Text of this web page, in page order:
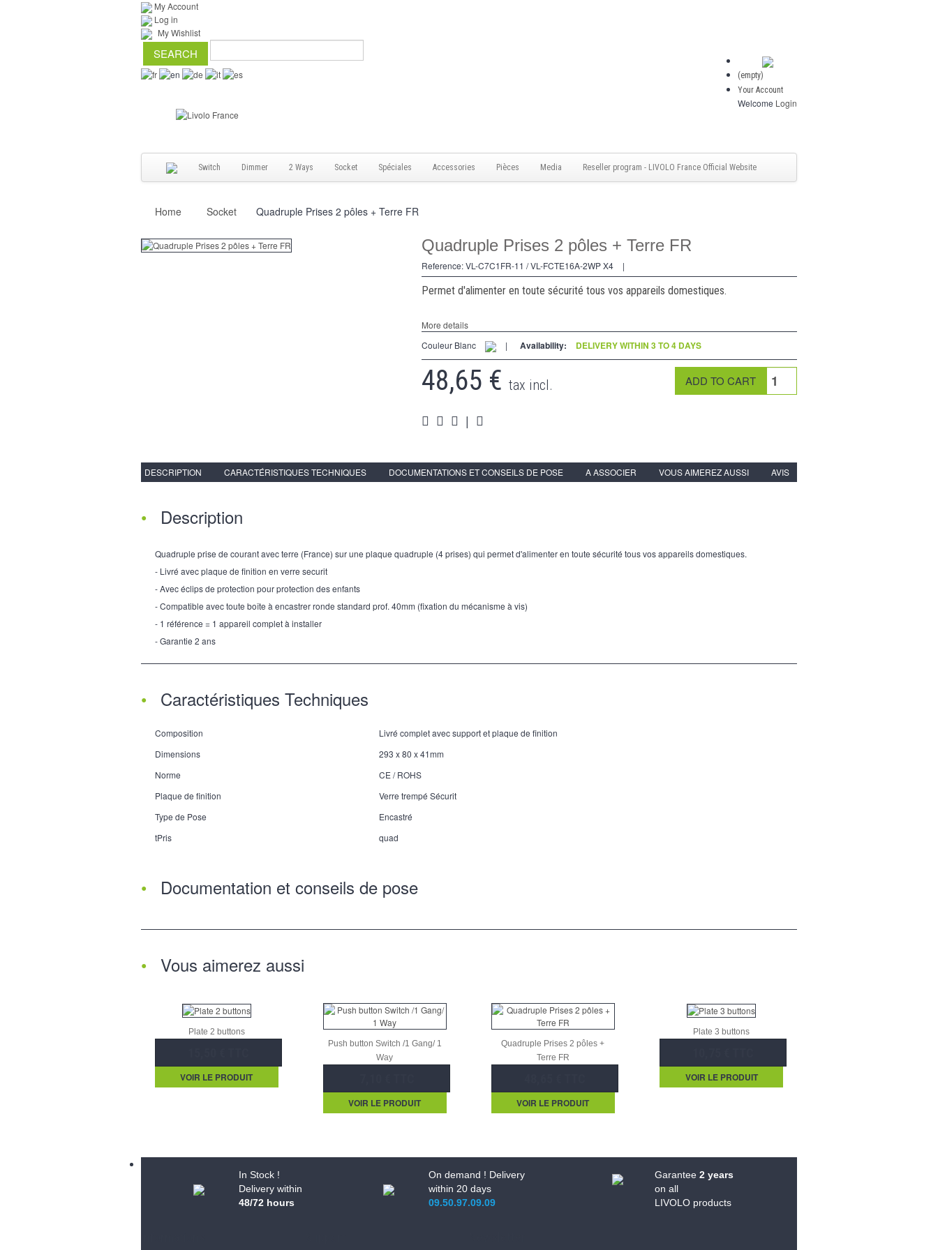
My Account
Log in
My Wishlist
(empty)
Your Account
Welcome Login
Switch Dimmer 2 Ways Socket Spéciales Accessories Pièces Media Reseller program - LIVOLO France Official Website
Home Socket Quadruple Prises 2 pôles + Terre FR
Quadruple Prises 2 pôles + Terre FR
Reference:VL-C7C1FR-11 / VL-FCTE16A-2WP X4 |
Permet d'alimenter en toute sécurité tous vos appareils domestiques.
More details
Couleur Blanc
| Availability: DELIVERY WITHIN 3 TO 4 DAYS
48,65 € tax incl.
|
DESCRIPTION CARACTÉRISTIQUES TECHNIQUES DOCUMENTATIONS ET CONSEILS DE POSE A ASSOCIER VOUS AIMEREZ AUSSI AVIS
Description
Quadruple prise de courant avec terre (France) sur une plaque quadruple (4 prises) qui permet d'alimenter en toute sécurité tous vos appareils domestiques.
- Livré avec plaque de finition en verre securit
- Avec éclips de protection pour protection des enfants
- Compatible avec toute boîte à encastrer ronde standard prof. 40mm (fixation du mécanisme à vis)
- 1 référence = 1 appareil complet à installer
- Garantie 2 ans
Caractéristiques Techniques
Composition
Livré complet avec support et plaque de finition
Dimensions
293 x 80 x 41mm
Norme
CE / ROHS
Plaque de finition
Verre trempé Sécurit
Type de Pose
Encastré
tPris
quad
Documentation et conseils de pose
Vous aimerez aussi
Plate 2 buttons
VOIR LE PRODUIT
Push button Switch /1 Gang/ 1
Way
VOIR LE PRODUIT
Quadruple Prises 2 pôles +
Terre FR
VOIR LE PRODUIT
Plate 3 buttons
VOIR LE PRODUIT
In Stock !
Delivery within
48/72 hours
On demand ! Delivery
within 20 days
09.50.97.09.09
Garantee2 years
on all
LIVOLO products